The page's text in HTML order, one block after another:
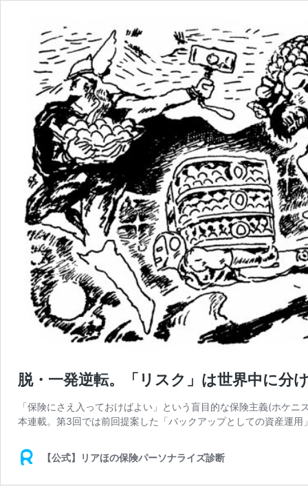
脱・一発逆転。「リスク」は世界中に分
「保険にさえ入っておけばよい」という盲目的な保険主義(ホケ
本連載。第3回では前回提案した「バックアップとしての資産運
【公式】リアほの保険パーソナライズ診断